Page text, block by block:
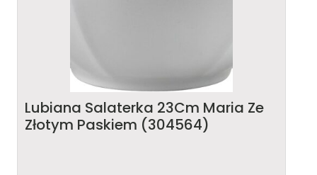
Lubiana Salaterka 23Cm Maria Ze
Złotym Paskiem (304564)